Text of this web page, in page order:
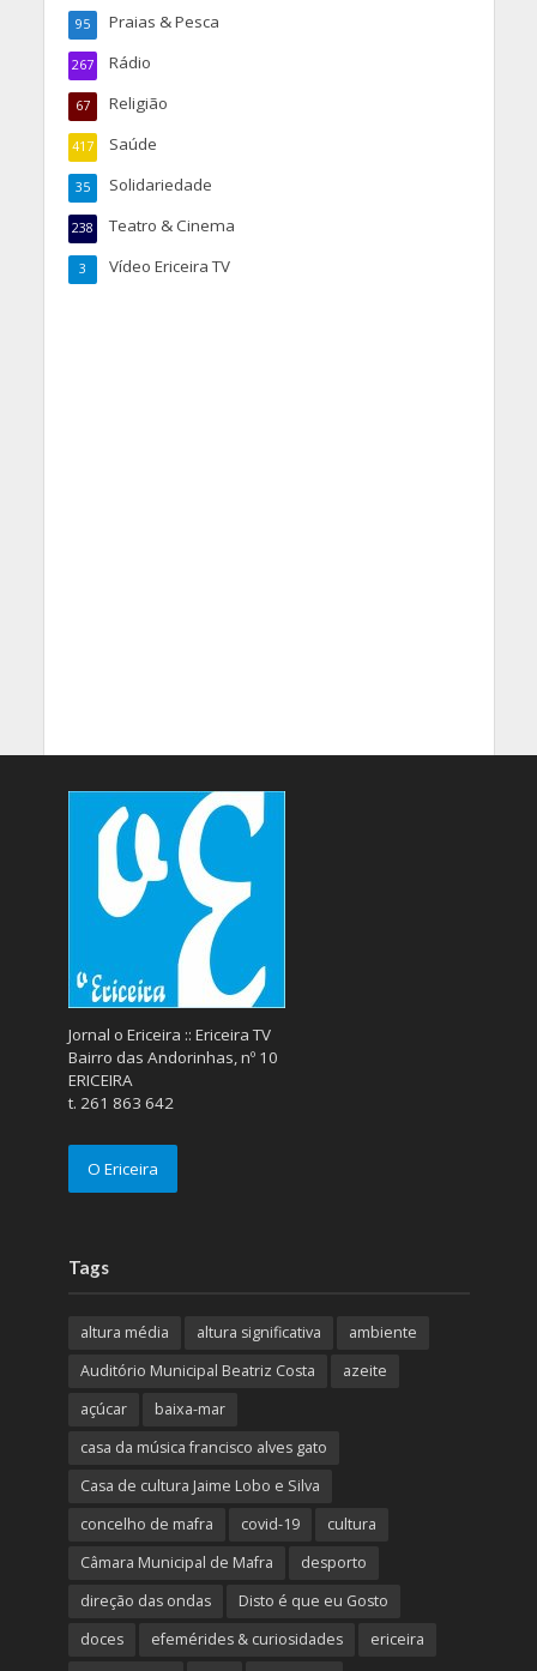
Praias & Pesca
95
Rádio
267
Religião
67
Saúde
417
Solidariedade
35
Teatro & Cinema
238
Vídeo Ericeira TV
3
Jornal o Ericeira :: Ericeira TV
Bairro das Andorinhas, nº 10
ERICEIRA
t. 261 863 642
O Ericeira
Tags
altura média altura significativa
ambiente
Auditório Municipal Beatriz Costa
azeite
açúcar
baixa-mar
casa da música francisco alves gato
Casa de cultura Jaime Lobo e Silva
concelho de mafra
covid-19
cultura
Câmara Municipal de Mafra
desporto
direção das ondas
Disto é que eu Gosto
doces
efemérides & curiosidades
ericeira